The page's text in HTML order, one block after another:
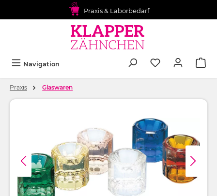
Praxis & Laborbedarf
Navigation
Praxis Glaswaren